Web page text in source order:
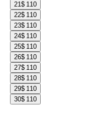
21$ 110
22$ 110
23$ 110
24$ 110
25$ 110
26$ 110
27$ 110
28$ 110
29$ 110
30$ 110